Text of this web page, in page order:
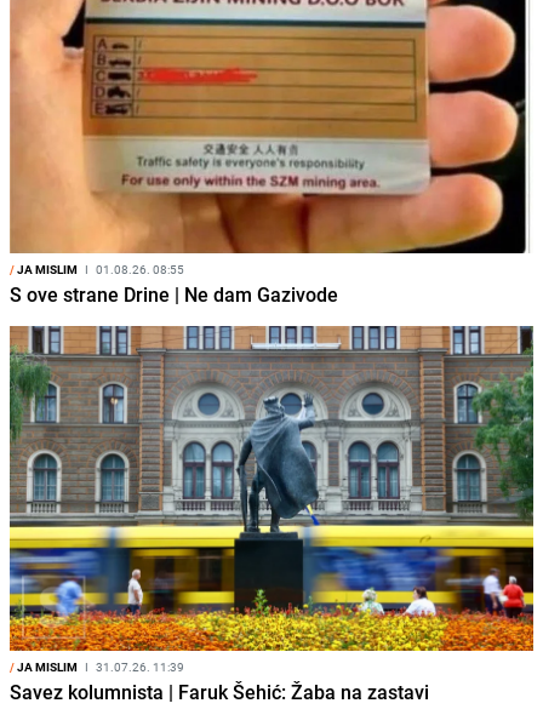
/JA MISLIM I 01.08.26. 08:55
S ove strane Drine | Ne dam Gazivode
/JA MISLIM I 31.07.26. 11:39
Savez kolumnista | Faruk Šehić: Žaba na zastavi